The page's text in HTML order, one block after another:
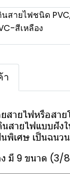
สายไฟชนิด PVC
สีเหลือง
า
สายไฟหรือสา
นสายไฟแบบฝัง
พิเศษ เป็นฉน
มี 9 ขนาด (3/